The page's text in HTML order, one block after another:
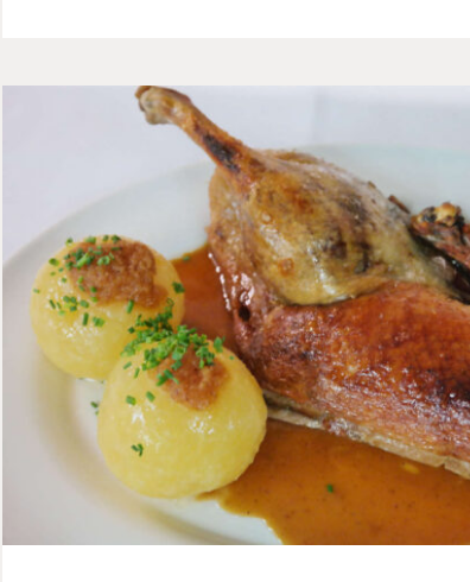
Bayrisch essen in
Biergarten in